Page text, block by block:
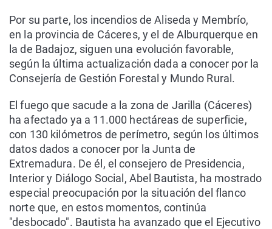
Por su parte, los incendios de Aliseda y Membrío,
en la provincia de Cáceres, y el de Alburquerque en
la de Badajoz, siguen una evolución favorable,
según la última actualización dada a conocer por la
Consejería de Gestión Forestal y Mundo Rural.
El fuego que sacude a la zona de Jarilla (Cáceres)
ha afectado ya a 11.000 hectáreas de superficie,
con 130 kilómetros de perímetro, según los últimos
datos dados a conocer por la Junta de
Extremadura. De él, el consejero de Presidencia,
Interior y Diálogo Social, Abel Bautista, ha mostrado
especial preocupación por la situación del flanco
norte que, en estos momentos, continúa
"desbocado". Bautista ha avanzado que el Ejecutivo